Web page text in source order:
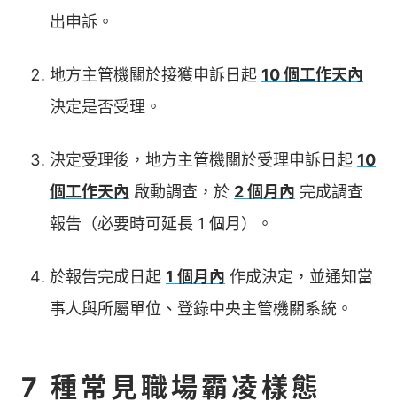
出申訴。
地方主管機關於接獲申訴日起 10 個工作天內
決定是否受理。
決定受理後，地方主管機關於受理申訴日起 10
個工作天內 啟動調查，於 2 個月內 完成調查
報告（必要時可延長 1 個月）。
於報告完成日起 1 個月內 作成決定，並通知當
事人與所屬單位、登錄中央主管機關系統。
7 種常見職場霸凌樣態